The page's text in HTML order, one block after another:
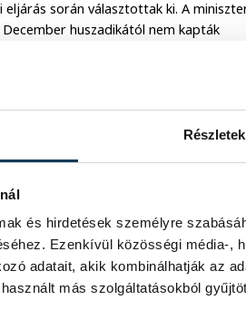
Részletek
és hirdetések személyre
Ezenkívül közösségi média-,
adatait, akik kombinálhatják az
más szolgáltatásokból
során választottak ki. A
huszadikától nem kapták
elmondta, ugyan a számfejtés és
megkapta a munkanélkülit. A
kaptam olyan jelzéseket, hogy
nem tetszik/nem tetszik kérdése,
és előtte éveken át fizette a
csak egy hajszálon, egy szavazaton
gondolták, hogy ez egy olyan súlyos
hogy valaki kiszolgáltatott helyzetbe
át hóban-fagyban. Az alkalmi
hogy nagyon jól tudhatták a
ezt január 15-ig be kell mutatni a